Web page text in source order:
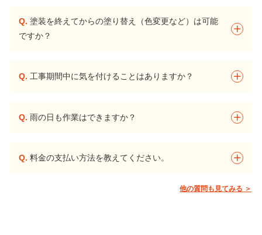
Q. 塗装を終えてからの塗り替え（色変更など）は可能
ですか？
Q. 工事期間中に気を付けることはありますか？
Q. 雨の日も作業はできますか？
Q. 料金の支払い方法を教えてください。
他の質問も見てみる ＞